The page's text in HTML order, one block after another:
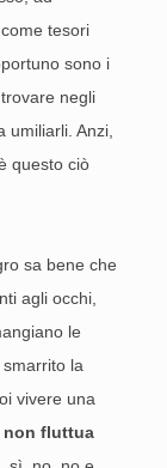
tesori
sono i
negli
umiliarli. Anzi,
questo ciò
sa bene che
agli occhi,
le
la
vivere una
non fluttua